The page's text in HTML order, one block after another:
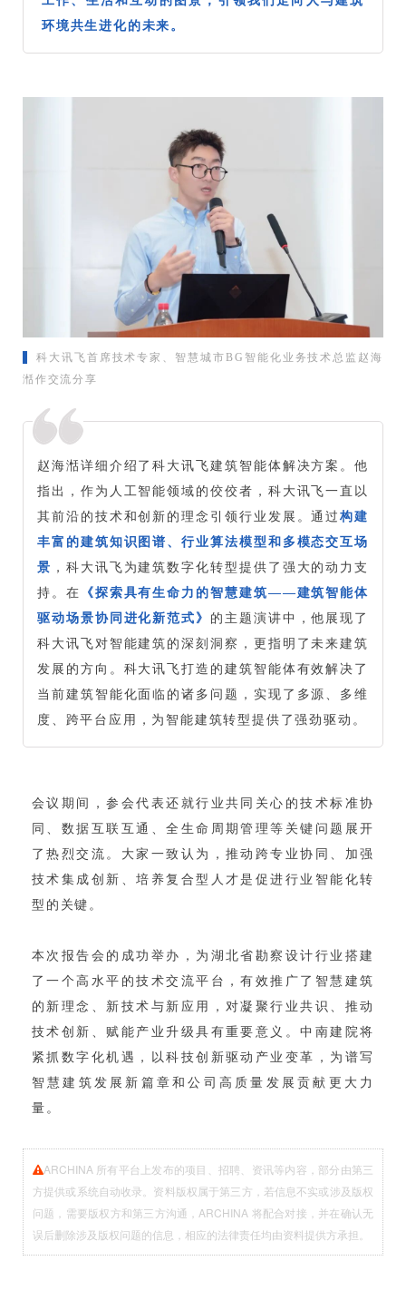
环境共生进化的未来。
科大讯飞首席技术专家、智慧城市BG智能化业务技术总监赵海
湉作交流分享
赵海湉详细介绍了科大讯飞建筑智能体解决方案。他
指出，作为人工智能领域的佼佼者，科大讯飞一直以
其前沿的技术和创新的理念引领行业发展。通过构建
丰富的建筑知识图谱、行业算法模型和多模态交互场
景 ，科大讯飞为建筑数字化转型提供了强大的动力支
持。在
《探索具有生命力的智慧建筑——建筑智能体
驱动场景协同进化新范式》 的主题演讲中，他展现了
科大讯飞对智能建筑的深刻洞察，更指明了未来建筑
发展的方向。科大讯飞打造的建筑智能体有效解决了
当前建筑智能化面临的诸多问题，实现了多源、多维
度、跨平台应用，为智能建筑转型提供了强劲驱动。
会议期间，参会代表还就行业共同关心的技术标准协
同、数据互联互通、全生命周期管理等关键问题展开
了热烈交流。大家一致认为，推动跨专业协同、加强
技术集成创新、培养复合型人才是促进行业智能化转
型的关键。
本次报告会的成功举办，为湖北省勘察设计行业搭建
了一个高水平的技术交流平台，有效推广了智慧建筑
的新理念、新技术与新应用，对凝聚行业共识、推动
技术创新、赋能产业升级具有重要意义。中南建院将
紧抓数字化机遇，以科技创新驱动产业变革，为谱写
智慧建筑发展新篇章和公司高质量发展贡献更大力
量。
ARCHINA 所有平台上发布的项目、招聘、资讯等内容，部分由第三
方提供或系统自动收录。资料版权属于第三方，若信息不实或涉及版权
问题，需要版权方和第三方沟通，ARCHINA 将配合对接，并在确认无
误后删除涉及版权问题的信息，相应的法律责任均由资料提供方承担。